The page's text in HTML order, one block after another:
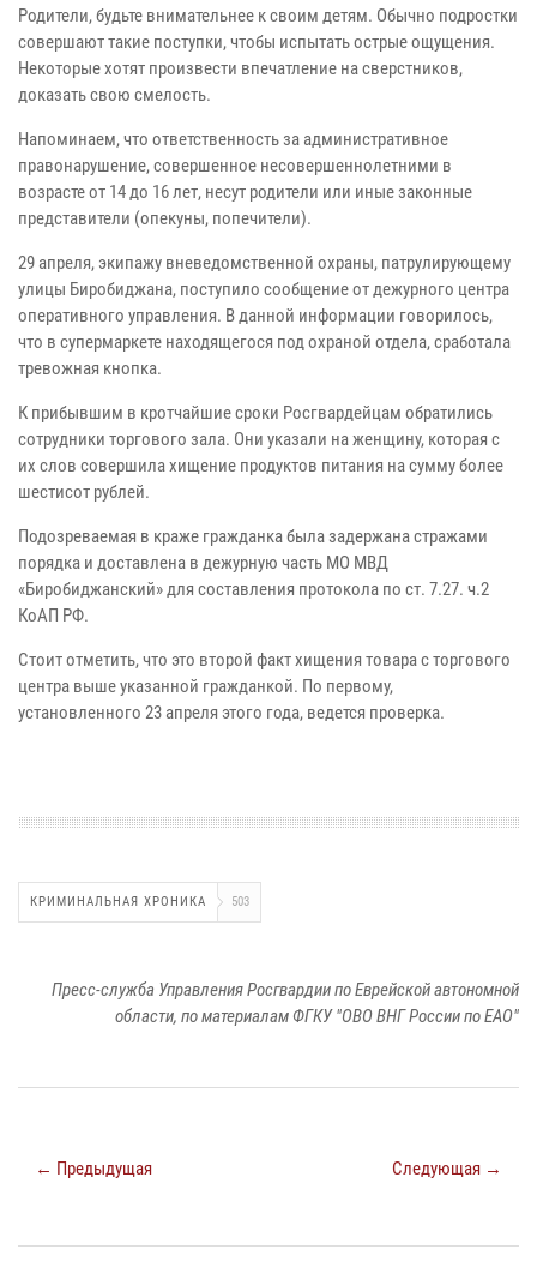
Родители, будьте внимательнее к своим детям. Обычно подростки
совершают такие поступки, чтобы испытать острые ощущения.
Некоторые хотят произвести впечатление на сверстников,
доказать свою смелость.
Напоминаем, что ответственность за административное
правонарушение, совершенное несовершеннолетними в
возрасте от 14 до 16 лет, несут родители или иные законные
представители (опекуны, попечители).
29 апреля, экипажу вневедомственной охраны, патрулирующему
улицы Биробиджана, поступило сообщение от дежурного центра
оперативного управления. В данной информации говорилось,
что в супермаркете находящегося под охраной отдела, сработала
тревожная кнопка.
К прибывшим в кротчайшие сроки Росгвардейцам обратились
сотрудники торгового зала. Они указали на женщину, которая с
их слов совершила хищение продуктов питания на сумму более
шестисот рублей.
Подозреваемая в краже гражданка была задержана стражами
порядка и доставлена в дежурную часть МО МВД
«Биробиджанский» для составления протокола по ст. 7.27. ч.2
КоАП РФ.
Стоит отметить, что это второй факт хищения товара с торгового
центра выше указанной гражданкой. По первому,
установленного 23 апреля этого года, ведется проверка.
КРИМИНАЛЬНАЯ ХРОНИКА 503
Пресс-служба Управления Росгвардии по Еврейской автономной
области, по материалам ФГКУ "ОВО ВНГ России по ЕАО"
← Предыдущая Следующая →